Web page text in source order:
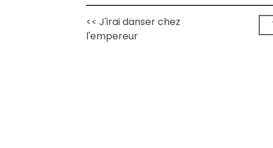
<< J'irai danser chez
l'empereur